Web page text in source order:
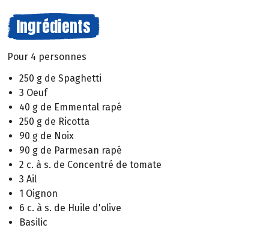
Ingrédients
Pour 4 personnes
250 g de Spaghetti
3 Oeuf
40 g de Emmental rapé
250 g de Ricotta
90 g de Noix
90 g de Parmesan rapé
2 c. à s. de Concentré de tomate
3 Ail
1 Oignon
6 c. à s. de Huile d'olive
Basilic